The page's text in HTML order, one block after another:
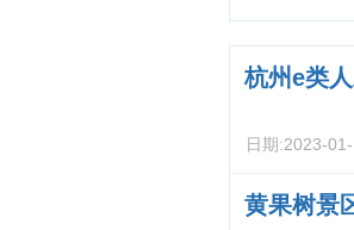
杭州e类
日期:2023-
黄果树景